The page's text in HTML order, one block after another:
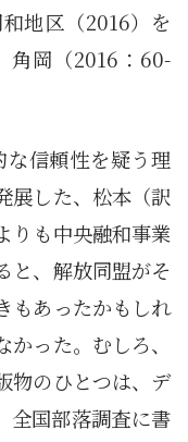
地区（2016）を
角岡（2016：60-
信頼性を疑う理
展した、松本（訳
りも中央融和事業
と、解放同盟がそ
もあったかもしれ
った。むしろ、
物のひとつは、デ
全国部落調査に書